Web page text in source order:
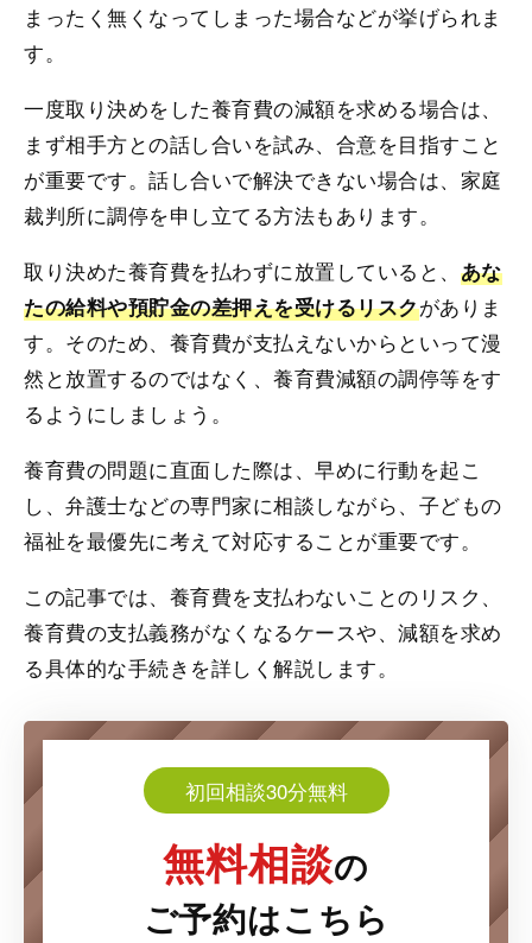
まったく無くなってしまった場合などが挙げられま
す。
一度取り決めをした養育費の減額を求める場合は、
まず相手方との話し合いを試み、合意を目指すこと
が重要です。話し合いで解決できない場合は、家庭
裁判所に調停を申し立てる方法もあります。
取り決めた養育費を払わずに放置していると、 あな
たの給料や預貯金の差押えを受けるリスクがありま
す。そのため、養育費が支払えないからといって漫
然と放置するのではなく、養育費減額の調停等をす
るようにしましょう。
養育費の問題に直面した際は、早めに行動を起こ
し、弁護士などの専門家に相談しながら、子どもの
福祉を最優先に考えて対応することが重要です。
この記事では、養育費を支払わないことのリスク、
養育費の支払義務がなくなるケースや、減額を求め
る具体的な手続きを詳しく解説します。
初回相談30分無料
無料相談の
ご予約はこちら